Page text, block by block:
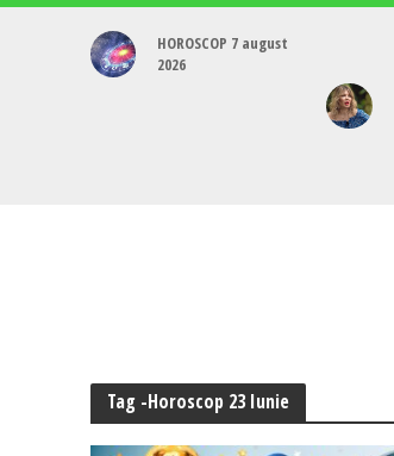
HOROSCOP 7 august
2026
Tag -Horoscop 23 Iunie